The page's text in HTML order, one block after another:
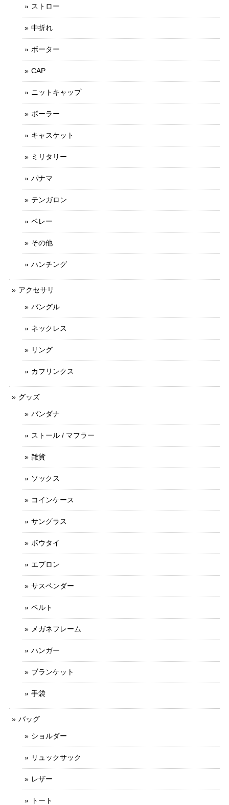
ストロー
中折れ
ボーター
CAP
ニットキャップ
ボーラー
キャスケット
ミリタリー
パナマ
テンガロン
ベレー
その他
ハンチング
アクセサリ
バングル
ネックレス
リング
カフリンクス
グッズ
バンダナ
ストール / マフラー
雑貨
ソックス
コインケース
サングラス
ボウタイ
エプロン
サスペンダー
ベルト
メガネフレーム
ハンガー
ブランケット
手袋
バッグ
ショルダー
リュックサック
レザー
トート